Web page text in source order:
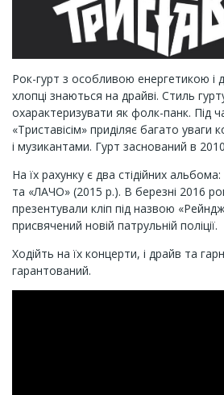
Рок-гурт з особливою енергетикою і
хлопці знаються на драйві. Стиль
охарактеризувати як фолк-панк. Під
«Триставісім» приділяє багато уваги
і музикантами. Гурт заснований в
На їх рахунку є два стідійних
та «ЛАЧО» (2015 р.). В березні 2016
презентували кліп під назвою
присвячений новій патрульній поліції.
Ходійть на їх концерти, і драйв та
гарантований.